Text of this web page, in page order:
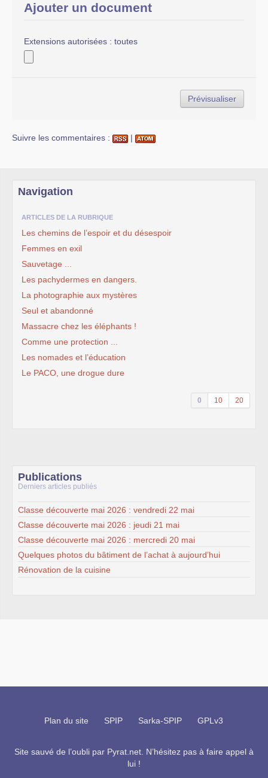
Ajouter un document
Extensions autorisées : toutes
Suivre les commentaires : |
Navigation
ARTICLES DE LA RUBRIQUE
Les chemins de l’espoir et du désespoir
Femmes en exil
Sauvetage ...
Les pachydermes en dangers.
La photographie aux mystères
Seul et abandonné
Massacre chez les éléphants !
Comme une protection ...
Les nomades et l’éducation
Le PACO, une drogue dure
0 10 20
Publications
Derniers articles publiés
Classe découverte mai 2026 : vendredi 22 mai
Classe découverte mai 2026 : jeudi 21 mai
Classe découverte mai 2026 : mercredi 20 mai
Quelques photos du bâtiment de l’achat à aujourd’hui
Rénovation de la cuisine
Plan du site SPIP Sarka-SPIP GPLv3
Site sauvé de l’oubli par Pyrat.net. N’hésitez pas à faire appel à
lui !